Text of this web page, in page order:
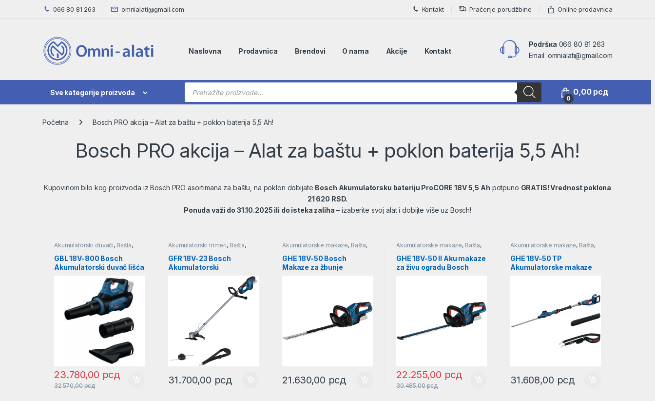
Skip to navigation
Skip to content 066 80 81 263 omnialati@gmail.com Kontakt Praćenje porudžbine Online prodavnica
Naslovna Prodavnica Brendovi O nama Akcije Kontakt
Podršкa 066 80 81 263
Email: omnialati@gmail.com
Sve kategorije proizvoda
Products search
0
0,00 рсд
Početna Bosch PRO akcija – Alat za baštu + poklon baterija 5,5 Ah!
Bosch PRO akcija – Alat za baštu + poklon baterija 5,5 Ah!
Kupovinom bilo kog proizvoda iz Bosch PRO asortimana za baštu, na poklon dobijate Bosch Akumulatorsku bateriju ProCORE 18V 5,5 Ah potpuno GRATIS! Vrednost poklona
21 620 RSD.
Ponuda važi do 31.10.2025 ili do isteka zaliha – izaberite svoj alat i dobijte više uz Bosch!
Akumulatorski duvači, Bašta,
GBL 18V-800 Bosch
Akumulatorski duvač lišća
SOLO l 06008D2200
23.780,00 рсд
32.570,00рсд
Akumulatorski trimeri, Bašta,
GFR 18V-23 Bosch
Akumulatorski
31.700,00 рсд
Akumulatorske makaze, Bašta,
Makaze za travu i živu ogradu
GHE 18V-50 Bosch
Makaze za žbunje
21.630,00 рсд
Akumulatorske makaze, Bašta,
Makaze za travu i živu ogradu
GHE 18V-50 II Aku makaze
za živu ogradu Bosch
22.255,00 рсд
30.485,00рсд
Akumulatorske makaze, Bašta,
Makaze za travu i živu ogradu
GHE 18V-50 TP
Akumulatorske makaze
31.608,00 рсд